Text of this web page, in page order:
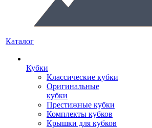
Каталог
Кубки
Классические кубки
Оригинальные
кубки
Престижные кубки
Комплекты кубков
Крышки для кубков